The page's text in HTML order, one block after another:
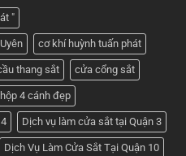
"
cơ khí huỳnh tuấn phát
thang sắt cửa cổng sắt
4 cánh đẹp
Dịch vụ làm cửa sắt tại Quận 3
Dịch Vụ Làm Cửa Sắt Tại Quận 10